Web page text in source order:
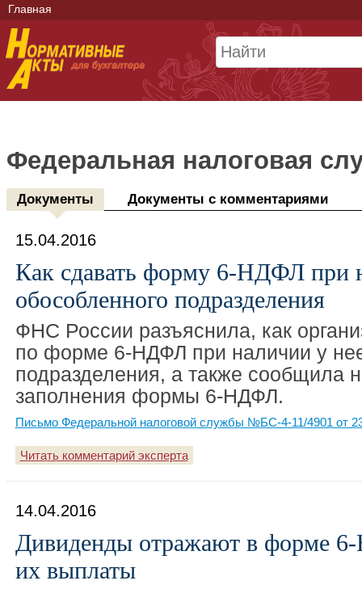
Главная
Федеральная налоговая
Документы Документы с комментариями
15.04.2016
Как сдавать форму 6-НДФЛ при
обособленного подразделения
ФНС России разъяснила, как
по форме 6-НДФЛ при наличии у
подразделения, а также сообщила
заполнения формы 6-НДФЛ.
Письмо Федеральной налоговой службы №БС-4-11/4901 от
Читать комментарий эксперта
14.04.2016
Дивиденды отражают в форме
их выплаты